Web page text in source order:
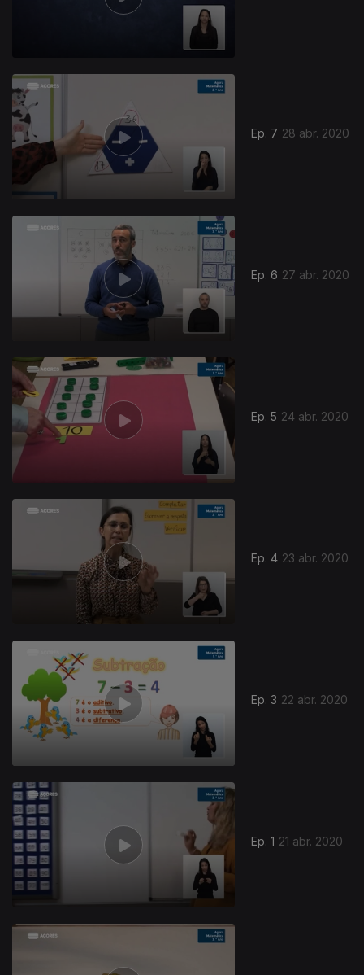
Ep. 7 28 abr. 2020
Ep. 6 27 abr. 2020
469209
Ep. 5 24 abr. 2020
Ep. 4 23 abr. 2020
Ep. 3 22 abr. 2020
Ep. 1 21 abr. 2020
468165